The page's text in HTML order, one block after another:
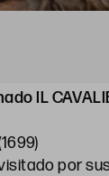
IL
por